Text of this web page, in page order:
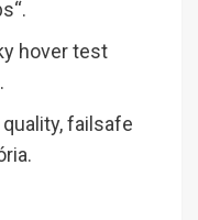
hover test
failsafe